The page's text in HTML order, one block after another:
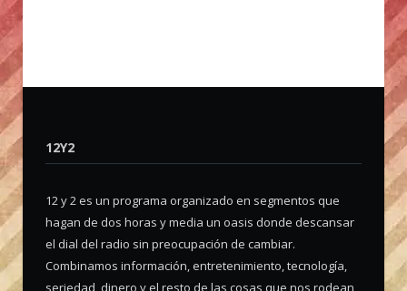
12Y2
12 y 2 es un programa organizado en segmentos que
hagan de dos horas y media un oasis donde descansar
el dial del radio sin preocupación de cambiar.
Combinamos información, entretenimiento, tecnología,
seriedad, dinero y el resto de las cosas que nos rodean